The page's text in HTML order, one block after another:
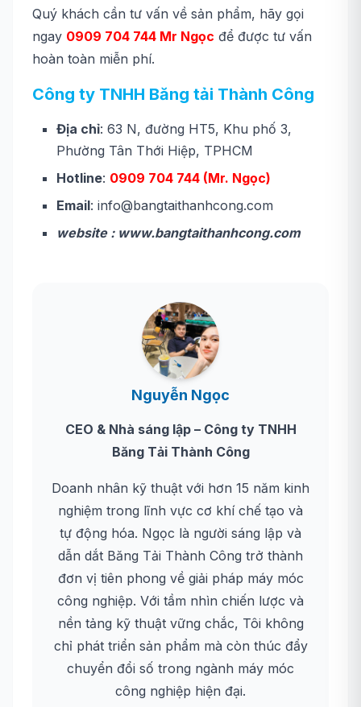
Quý khách cần tư vấn về sản phẩm, hãy gọi
ngay 0909 704 744 Mr Ngọc để được tư vấn
hoàn toàn miễn phí.
Công ty TNHH Băng tải Thành Công
Địa chỉ: 63 N, đường HT5, Khu phố 3,
Phường Tân Thới Hiệp, TPHCM
Hotline: 0909 704 744 (Mr. Ngọc)
Email: info@bangtaithanhcong.com
website : www.bangtaithanhcong.com
Nguyễn Ngọc
CEO & Nhà sáng lập – Công ty TNHH
Băng Tải Thành Công
Doanh nhân kỹ thuật với hơn 15 năm kinh
nghiệm trong lĩnh vực cơ khí chế tạo và
tự động hóa. Ngọc là người sáng lập và
dẫn dắt Băng Tải Thành Công trở thành
đơn vị tiên phong về giải pháp máy móc
công nghiệp. Với tầm nhìn chiến lược và
nền tảng kỹ thuật vững chắc, Tôi không
chỉ phát triển sản phẩm mà còn thúc đẩy
chuyển đổi số trong ngành máy móc
công nghiệp hiện đại.